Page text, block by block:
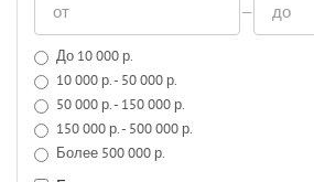
—
До 10 000 р.
10 000 р. - 50 000 р.
50 000 р. - 150 000 р.
150 000 р. - 500 000 р.
Более 500 000 р.